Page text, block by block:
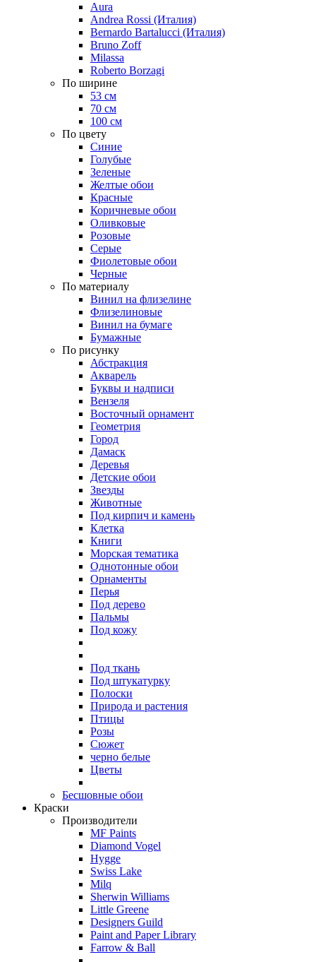
Aura
Andrea Rossi (Италия)
Bernardo Bartalucci (Италия)
Bruno Zoff
Milassa
Roberto Borzagi
По ширине
53 см
70 см
100 см
По цвету
Синие
Голубые
Зеленые
Желтые обои
Красные
Коричневые обои
Оливковые
Розовые
Серые
Фиолетовые обои
Черные
По материалу
Винил на флизелине
Флизелиновые
Винил на бумаге
Бумажные
По рисунку
Абстракция
Акварель
Буквы и надписи
Вензеля
Восточный орнамент
Геометрия
Город
Дамаск
Деревья
Детские обои
Звезды
Животные
Под кирпич и камень
Клетка
Книги
Морская тематика
Однотонные обои
Орнаменты
Перья
Под дерево
Пальмы
Под кожу
Под ткань
Под штукатурку
Полоски
Природа и растения
Птицы
Розы
Сюжет
черно белые
Цветы
Бесшовные обои
Краски
Производители
MF Paints
Diamond Vogel
Hygge
Swiss Lake
Milq
Sherwin Williams
Little Greene
Designers Guild
Paint and Paper Library
Farrow & Ball